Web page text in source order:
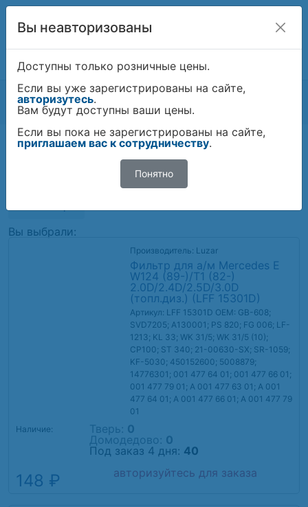
Техномаркет Каталог
Фильтры
Фильтры топливные
Фильтры топливные
Вы выбрали:
Производитель: Luzar
Фильтр для а/м Mercedes E
W124 (89-)/T1 (82-)
2.0D/2.4D/2.5D/3.0D
(топл.диз.) (LFF 15301D)
Артикул: LFF 15301D OEM: GB-608;
SVD7205; A130001; PS 820; FG 006; LF-
1213; KL 33; WK 31/5; WK 31/5 (10);
CP100; ST 340; 21-00630-SX; SR-1059;
KF-5030; 450152600; 5008879;
14776301; 001 477 64 01; 001 477 66 01;
001 477 79 01; A 001 477 63 01; A 001
477 64 01; A 001 477 66 01; A 001 477 79
01
Наличие:
Тверь: 0
Домодедово: 0
Под заказ 4 дня: 40
148 ₽ авторизуйтесь для заказа
Вы неавторизованы
Доступны только розничные цены.
Если вы уже зарегистрированы на сайте,
авторизутесь.
Вам будут доступны ваши цены.
Если вы пока не зарегистрированы на сайте,
приглашаем вас к сотрудничеству.
Понятно